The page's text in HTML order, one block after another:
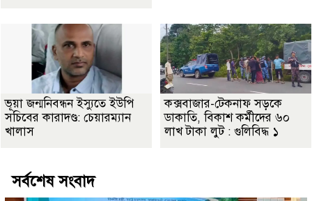
ভূয়া জন্মনিবন্ধন ইস্যুতে ইউপি
সচিবের কারাদণ্ড: চেয়ারম্যান
খালাস
কক্সবাজার-টেকনাফ সড়কে
ডাকাতি, বিকাশ কর্মীদের ৬০
লাখ টাকা লুট : গুলিবিদ্ধ ১
সর্বশেষ সংবাদ